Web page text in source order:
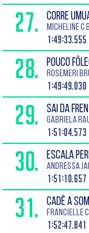
27. CORRE
Micheline C
1:49:33.555
28. POUCO
Rosemeri
1:49:49.030
29. SAI DA
Gabriela
1:51:04.573
30. ESCALA
Andressa
1:51:10.657
31. CADÊ A
Francielle
1:52:47.841